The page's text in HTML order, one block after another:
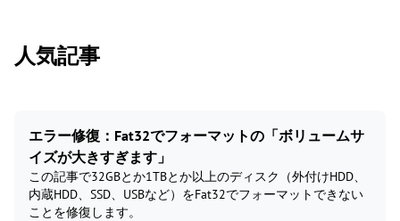
人気記事
エラー修復：Fat32でフォーマットの「ボリュームサ
イズが大きすぎます」
この記事で32GBとか1TBとか以上のディスク（外付けHDD、
内蔵HDD、SSD、USBなど）をFat32でフォーマットできない
ことを修復します。